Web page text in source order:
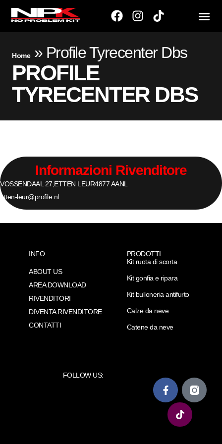
Home» Profile Tyrecenter Dbs
PROFILE
TYRECENTER DBS
Informazioni Rivenditore
VOSSENDAAL 27, ETTEN LEUR4877 AANL
etten-leur@profile.nl
INFO
ABOUT US
AREA DOWNLOAD
RIVENDITORI
DIVENTA RIVENDITORE
CONTATTI
PRODOTTI
Kit ruota di scorta
Kit gonfia e ripara
Kit bulloneria antifurto
Calze da neve
Catene da neve
FOLLOW US: